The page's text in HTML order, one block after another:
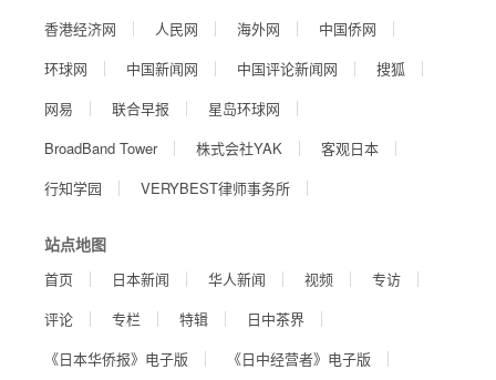
香港经济网
人民网 海外网
中国侨网
环球网
中国新闻网 中国评论新闻网
搜狐
网易
联合早报
星岛环球网
BroadBand Tower
株式会社YAK
客观日本
行知学园
VERYBEST律师事务所
站点地图
首页 日本新闻 华人新闻 视频
专访
评论
专栏 特辑
日中茶界
《日本华侨报》电子版
《日中经营者》电子版